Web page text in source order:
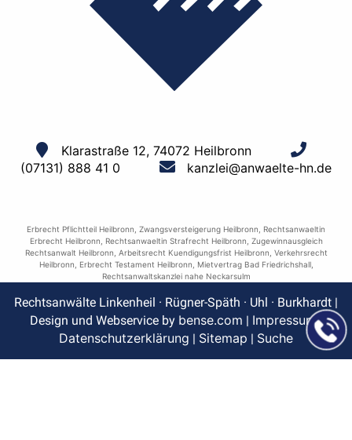
Klarastraße 12, 74072 Heilbronn
(07131) 888 41 0
kanzlei@anwaelte-hn.de
Erbrecht Pflichtteil Heilbronn Zwangsversteigerung Heilbronn
Rechtsanwaeltin
Erbrecht Heilbronn
Rechtsanwaeltin Strafrecht Heilbronn Zugewinnausgleich
Rechtsanwalt Heilbronn Arbeitsrecht Kuendigungsfrist Heilbronn Verkehrsrecht
Heilbronn
Erbrecht Testament Heilbronn Mietvertrag Bad Friedrichshall,
Rechtsanwaltskanzlei nahe Neckarsulm
Rechtsanwälte Linkenheil · Rügner-Späth · Uhl · Burkhardt |
Design und Webservice by bense.com | Impressum|
Datenschutzerklärung | Sitemap | Suche